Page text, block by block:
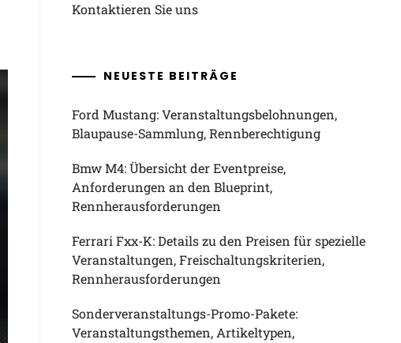
Kontaktieren Sie uns
NEUESTE BEITRÄGE
Ford Mustang: Veranstaltungsbelohnungen,
Blaupause-Sammlung, Rennberechtigung
Bmw M4: Übersicht der Eventpreise,
Anforderungen an den Blueprint,
Rennherausforderungen
Ferrari Fxx-K: Details zu den Preisen für spezielle
Veranstaltungen, Freischaltungskriterien,
Rennherausforderungen
Sonderveranstaltungs-Promo-Pakete:
Veranstaltungsthemen, Artikeltypen,